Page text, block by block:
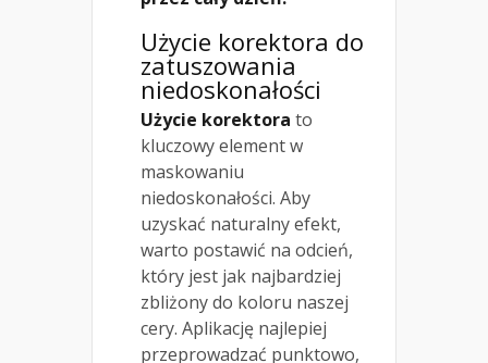
Użycie korektora do
zatuszowania
niedoskonałości
Użycie korektora to
kluczowy element w
maskowaniu
niedoskonałości. Aby
uzyskać naturalny efekt,
warto postawić na odcień,
który jest jak najbardziej
zbliżony do koloru naszej
cery. Aplikację najlepiej
przeprowadzać punktowo,